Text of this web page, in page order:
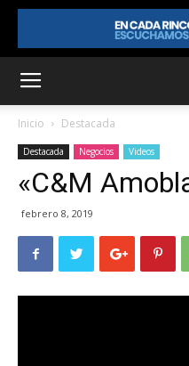
Inicio Destacada
Destacada Negocios Videos
«C&M
febrero 8, 2019